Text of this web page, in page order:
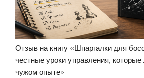
Отзыв на книгу «Шпаргалки для
честные уроки управления,
чужом опыте»